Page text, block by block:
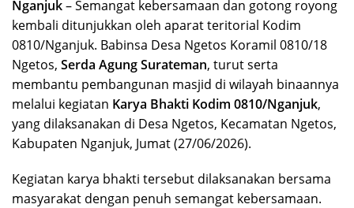
Nganjuk– Semangat kebersamaan dan gotong royong
kembali ditunjukkan oleh aparat teritorial Kodim
0810/Nganjuk. Babinsa Desa Ngetos Koramil 0810/18
Ngetos, Serda Agung Surateman, turut serta
membantu pembangunan masjid di wilayah binaannya
melalui kegiatan Karya Bhakti Kodim 0810/Nganjuk,
yang dilaksanakan di Desa Ngetos, Kecamatan Ngetos,
Kabupaten Nganjuk, Jumat (27/06/2026).
Kegiatan karya bhakti tersebut dilaksanakan bersama
masyarakat dengan penuh semangat kebersamaan.